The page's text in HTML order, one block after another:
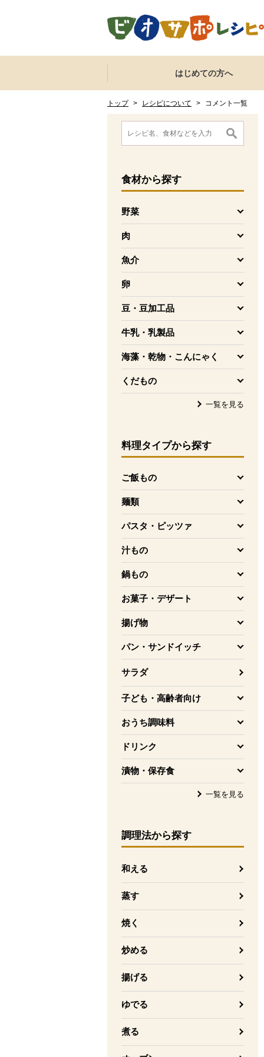
ここからサイト内共通メニューです。
サイト内共通メニューをスキップする
はじめての方へ
トップ > レシピについて > コメント一覧
ここから消費材検索メニューです。
食材から探す
野菜
を開く
肉
を開く
魚介
を開く
卵
を開く
豆・豆加工品
を開く
牛乳・乳製品
を開く
海藻・乾物・こんにゃく
を開く
くだもの
を開く
一覧を見る
料理タイプから探す
ご飯もの
を開く
麺類
を開く
パスタ・ピッツァ
を開く
汁もの
を開く
鍋もの
を開く
お菓子・デザート
を開く
揚げ物
を開く
パン・サンドイッチ
を開く
サラダ
子ども・高齢者向け
を開く
おうち調味料
を開く
ドリンク
を開く
漬物・保存食
を開く
一覧を見る
調理法から探す
和える
蒸す
焼く
炒める
揚げる
ゆでる
煮る
消費材検索メニューここまで。
ここから本文です。